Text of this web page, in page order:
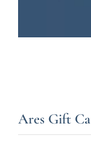
Ares Gift